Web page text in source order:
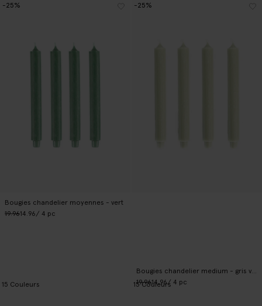
Bougies chandelier moyennes - vert
19.9614.96/ 4 pc
-25%
15 Couleurs
Bougies chandelier medium - gris vert
19.9614.96/ 4 pc
-25%
15Couleurs